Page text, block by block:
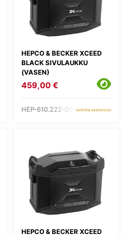
HEPCO & BECKER XCEED
BLACK SIVULAUKKU
(VASEN)
459,00 €
HEP-610.222-00-11tarkista saatavuus
HEPCO & BECKER XCEED